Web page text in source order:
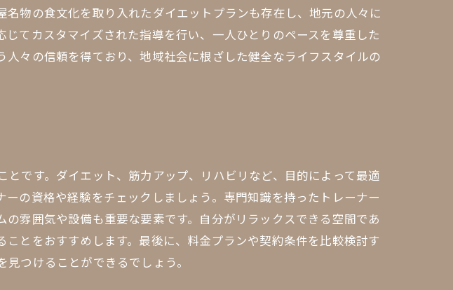
物の食文化を取り入れたダイエットプランも存在し、地元の人々に
てカスタマイズされた指導を行い、一人ひとりのペースを尊重した
々の信頼を得ており、地域社会に根ざした健全なライフスタイルの
です。ダイエット、筋力アップ、リハビリなど、目的によって最適
の資格や経験をチェックしましょう。専門知識を持ったトレーナー
雰囲気や設備も重要な要素です。自分がリラックスできる空間であ
とをおすすめします。最後に、料金プランや契約条件を比較検討す
つけることができるでしょう。